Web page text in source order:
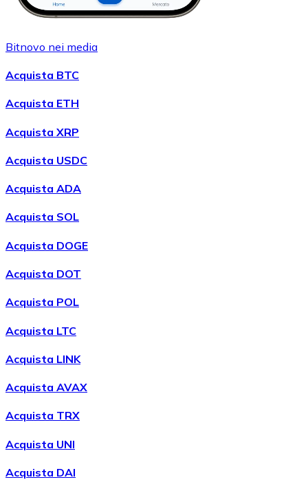
Bitnovo nei media
Acquista BTC
Acquista ETH
Acquista XRP
Acquista USDC
Acquista ADA
Acquista SOL
Acquista DOGE
Acquista DOT
Acquista POL
Acquista LTC
Acquista LINK
Acquista AVAX
Acquista TRX
Acquista UNI
Acquista DAI